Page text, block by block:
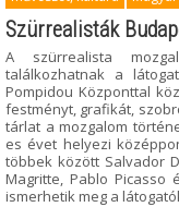
Szürrealisták
A szürrealista
találkozhatnak a
Pompidou Központtal
festményt, grafikát,
tárlat a mozgalom
es évet helyezi
többek között Salvador
Magritte, Pablo Picasso
ismerhetik meg a